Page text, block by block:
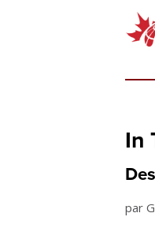
In
par